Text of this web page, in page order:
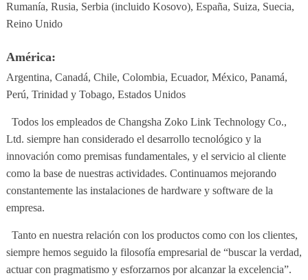
Rumanía, Rusia, Serbia (incluido Kosovo), España, Suiza, Suecia,
Reino Unido
América:
Argentina, Canadá, Chile, Colombia, Ecuador, México, Panamá,
Perú, Trinidad y Tobago, Estados Unidos
Todos los empleados de Changsha Zoko Link Technology Co.,
Ltd. siempre han considerado el desarrollo tecnológico y la
innovación como premisas fundamentales, y el servicio al cliente
como la base de nuestras actividades. Continuamos mejorando
constantemente las instalaciones de hardware y software de la
empresa.
Tanto en nuestra relación con los productos como con los clientes,
siempre hemos seguido la filosofía empresarial de “buscar la verdad,
actuar con pragmatismo y esforzarnos por alcanzar la excelencia”.